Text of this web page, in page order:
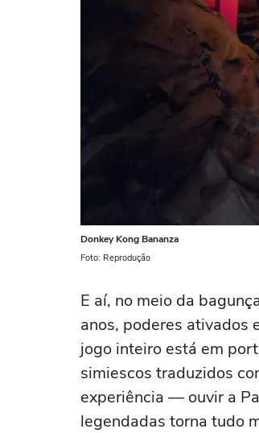
Donkey Kong Bananza
Foto: Reprodução
E aí, no meio da
anos, poderes ativados
jogo inteiro está em
simiescos traduzidos
experiência — ouvir a
legendadas torna tudo